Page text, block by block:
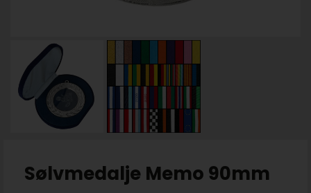
Sølvmedalje Memo 90mm